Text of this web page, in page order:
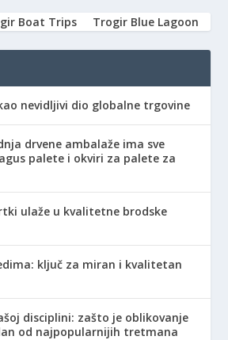
Boat Trips Trogir Blue Lagoon
nevidljivi dio globalne trgovine
drvene ambalaže ima sve
palete i okviri za palete za
ulaže u kvalitetne brodske
ključ za miran i kvalitetan
disciplini: zašto je oblikovanje
od najpopularnijih tretmana